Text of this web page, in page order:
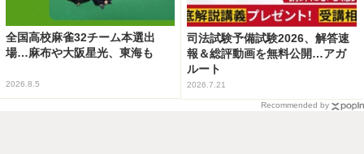
全国高校麻雀32チーム本選出
場…麻布や大阪星光、東海も
2026.8.5
司法試験予備試験2026、解答速
報＆総評動画を無料公開…アガ
ルート
2026.7.21
Recommended by